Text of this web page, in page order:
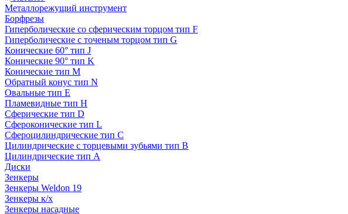
Металлорежущий инструмент
Борфрезы
Гиперболические cо сферическим торцом тип F
Гиперболические с точеным торцом тип G
Конические 60° тип J
Конические 90° тип K
Конические тип M
Обратный конус тип N
Овальные тип E
Пламевидные тип H
Сферические тип D
Сфероконические тип L
Сфероцилиндрические тип C
Цилиндрические с торцевыми зубьями тип B
Цилиндрические тип А
Диски
Зенкеры
Зенкеры Weldon 19
Зенкеры к/х
Зенкеры насадные